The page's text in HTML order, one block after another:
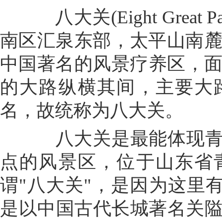
八大关(Eight Great
南区汇泉东部，太平山南
中国著名的风景疗养区，
的大路纵横其间，主要
名，故统称为八大关。
八大关是最能体现青
点的风景区，位于山东
谓"八大关"，是因为这里
是以中国古代长城著名关